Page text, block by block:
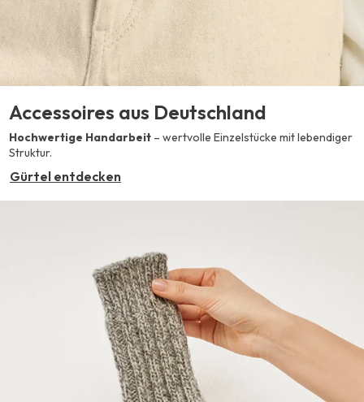
Accessoires aus Deutschland
Hochwertige Handarbeit – wertvolle Einzelstücke mit lebendiger
Struktur.
Gürtel entdecken